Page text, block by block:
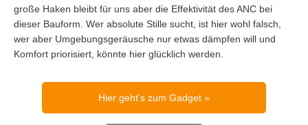
große Haken bleibt für uns aber die Effektivität des ANC bei
dieser Bauform. Wer absolute Stille sucht, ist hier wohl falsch,
wer aber Umgebungsgeräusche nur etwas dämpfen will und
Komfort priorisiert, könnte hier glücklich werden.
Hier geht's zum Gadget